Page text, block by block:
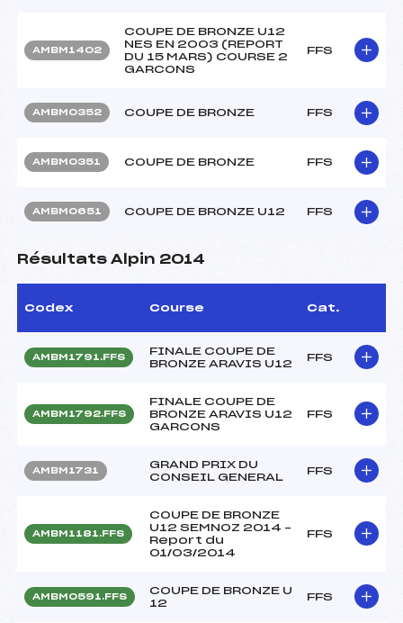
AMBM1402
COUPE DE BRONZE U12
NES EN 2003 (REPORT
DU 15 MARS) COURSE 2
GARCONS
FFS
AMBM0352 COUPE DE BRONZE FFS
AMBM0351 COUPE DE BRONZE FFS
AMBM0651 COUPE DE BRONZE U12 FFS
Résultats Alpin 2014
Codex Course Cat.
AMBM1791.FFS
FINALE COUPE DE
BRONZE ARAVIS U12
FFS
AMBM1792.FFS
FINALE COUPE DE
BRONZE ARAVIS U12
GARCONS
FFS
AMBM1731
GRAND PRIX DU
CONSEIL GENERAL
FFS
AMBM1181.FFS
COUPE DE BRONZE
U12 SEMNOZ 2014 –
Report du
01/03/2014
FFS
AMBM0591.FFS
COUPE DE BRONZE U
12
FFS